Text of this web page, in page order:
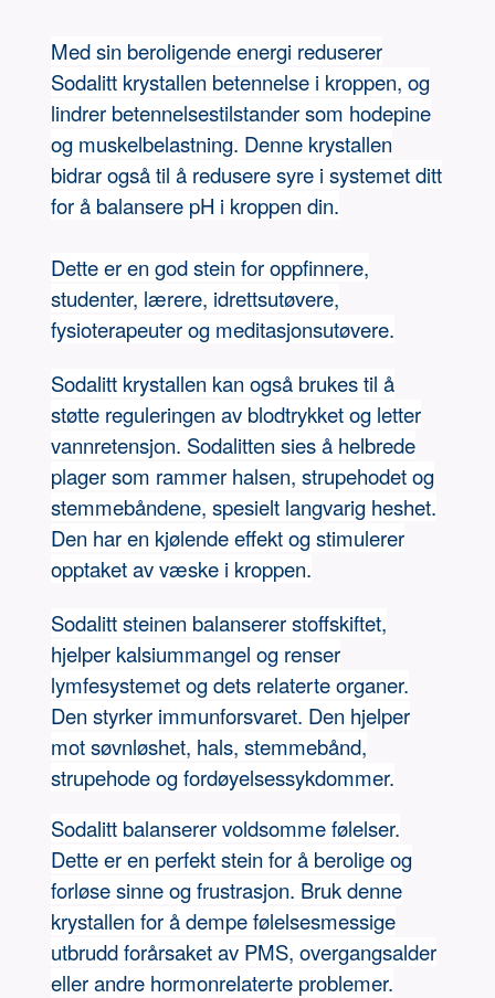
Med sin beroligende energi reduserer
Sodalitt krystallen betennelse i kroppen, og
lindrer betennelsestilstander som hodepine
og muskelbelastning. Denne krystallen
bidrar også til å redusere syre i systemet ditt
for å balansere pH i kroppen din.
Dette er en god stein for oppfinnere,
studenter, lærere, idrettsutøvere,
fysioterapeuter og meditasjonsutøvere.
Sodalitt krystallen kan også brukes til å
støtte reguleringen av blodtrykket og letter
vannretensjon. Sodalitten sies å helbrede
plager som rammer halsen, strupehodet og
stemmebåndene, spesielt langvarig heshet.
Den har en kjølende effekt og stimulerer
opptaket av væske i kroppen.
Sodalitt steinen balanserer stoffskiftet,
hjelper kalsiummangel og renser
lymfesystemet og dets relaterte organer.
Den styrker immunforsvaret. Den hjelper
mot søvnløshet, hals, stemmebånd,
strupehode og fordøyelsessykdommer.
Sodalitt balanserer voldsomme følelser.
Dette er en perfekt stein for å berolige og
forløse sinne og frustrasjon. Bruk denne
krystallen for å dempe følelsesmessige
utbrudd forårsaket av PMS, overgangsalder
eller andre hormonrelaterte problemer.